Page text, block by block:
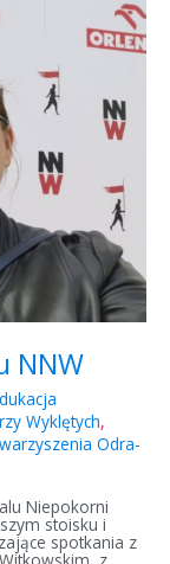
NNW
Wyklętych,
Odra-
Niepokorni
stoisku i
spotkania z
z